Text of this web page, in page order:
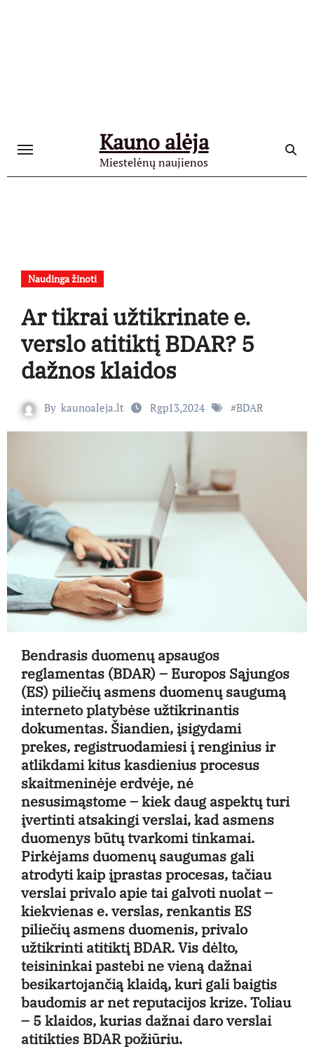
Kauno alėja
Miestelėnų naujienos
Naudinga žinoti
Ar tikrai užtikrinate e.
verslo atitiktį BDAR? 5
dažnos klaidos
By kaunoaleja.lt Rgp13,2024 #BDAR
Bendrasis duomenų apsaugos
reglamentas (BDAR) – Europos Sąjungos
(ES) piliečių asmens duomenų saugumą
interneto platybėse užtikrinantis
dokumentas. Šiandien, įsigydami
prekes, registruodamiesi į renginius ir
atlikdami kitus kasdienius procesus
skaitmeninėje erdvėje, nė
nesusimąstome – kiek daug aspektų turi
įvertinti atsakingi verslai, kad asmens
duomenys būtų tvarkomi tinkamai.
Pirkėjams duomenų saugumas gali
atrodyti kaip įprastas procesas, tačiau
verslai privalo apie tai galvoti nuolat –
kiekvienas e. verslas, renkantis ES
piliečių asmens duomenis, privalo
užtikrinti atitiktį BDAR. Vis dėlto,
teisininkai pastebi ne vieną dažnai
besikartojančią klaidą, kuri gali baigtis
baudomis ar net reputacijos krize. Toliau
– 5 klaidos, kurias dažnai daro verslai
atitikties BDAR požiūriu.